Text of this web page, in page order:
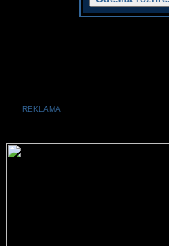
REKLAMA